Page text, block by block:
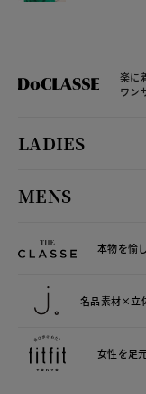
楽に
ワン
LADIES
MENS
本物を愉
名品素材×立
女性を足